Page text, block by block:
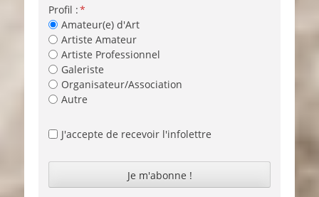
Profil :
Amateur(e) d'Art
Artiste Amateur
Artiste Professionnel
Galeriste
Organisateur/Association
Autre
J'accepte de recevoir l'infolettre